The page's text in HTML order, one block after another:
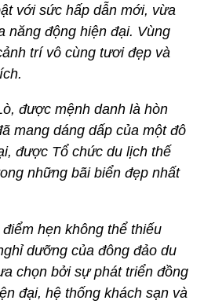
với sức hấp dẫn mới, vừa
năng động hiện đại. Vùng
trí vô cùng tươi đẹp và
được mệnh danh là hòn
mang dáng dấp của một đô
được Tổ chức du lịch thế
những bãi biển đẹp nhất
hẹn không thể thiếu
dưỡng của đông đảo du
chọn bởi sự phát triển đồng
đại, hệ thống khách sạn và